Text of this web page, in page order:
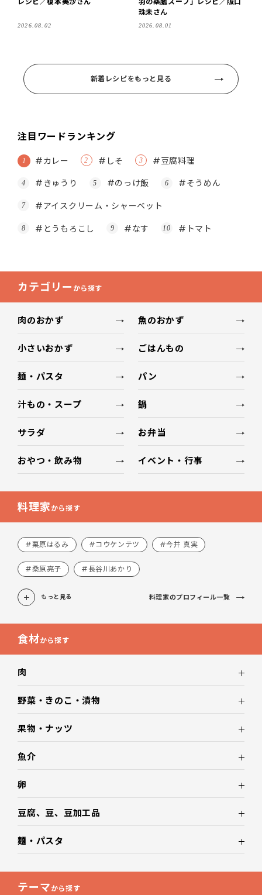
2026.08.02
珠未さん
2026.08.01
新着レシピをもっと見る
注目ワードランキング
#カレー #しそ
#豆腐料理
#きゅうり
#のっけ飯
#そうめん
#アイスクリーム・シャーベット
#とうもろこし
#なす #トマト
カテゴリー から探す
肉のおかず 魚のおかず
小さいおかず ごはんもの
麺・パスタ パン
汁もの・スープ 鍋
サラダ お弁当
おやつ・飲み物 イベント・行事
料理家から探す
#栗原はるみ #コウケンテツ #今井 真実
#桑原亮子 #長谷川あかり
もっと見る 料理家のプロフィール一覧
食材から探す
肉
野菜・きのこ・漬物
果物・ナッツ
魚介
卵
豆腐、豆、豆加工品
麺・パスタ
テーマから探す